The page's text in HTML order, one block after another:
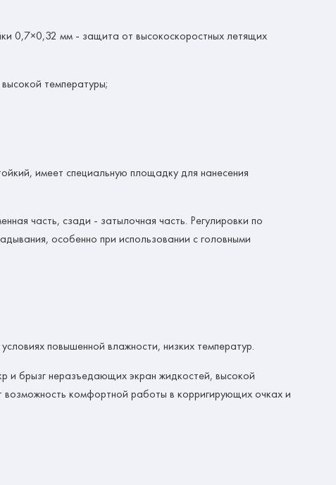
0,7×0,32 мм - защита от высокоскоростных летящих
температуры;
имеет специальную площадку для нанесения
часть, сзади - затылочная часть. Регулировки по
особенно при использовании с головными
повышенной влажности, низких температур.
брызг неразъедающих экран жидкостей, высокой
комфортной работы в корригирующих очках и